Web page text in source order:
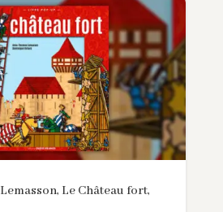
Le Château fort,